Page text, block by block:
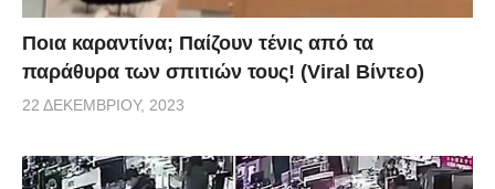
Ποια καραντίνα; Παίζουν τένις από τα
παράθυρα των σπιτιών τους! (Viral Βίντεο)
22 ΔΕΚΕΜΒΡΊΟΥ, 2023